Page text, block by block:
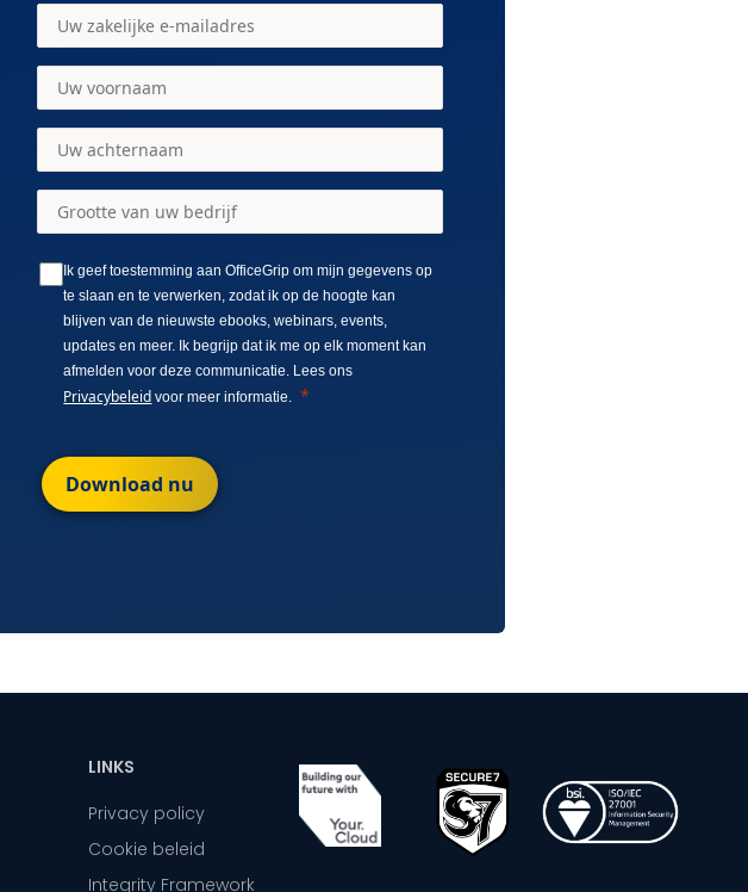
Ik geef toestemming aan OfficeGrip om mijn gegevens op
te slaan en te verwerken, zodat ik op de hoogte kan
blijven van de nieuwste ebooks, webinars, events,
updates en meer. Ik begrijp dat ik me op elk moment kan
afmelden voor deze communicatie. Lees ons
Privacybeleid voor meer informatie.
Download nu
LINKS
Privacy policy
Cookie beleid
Integrity Framework